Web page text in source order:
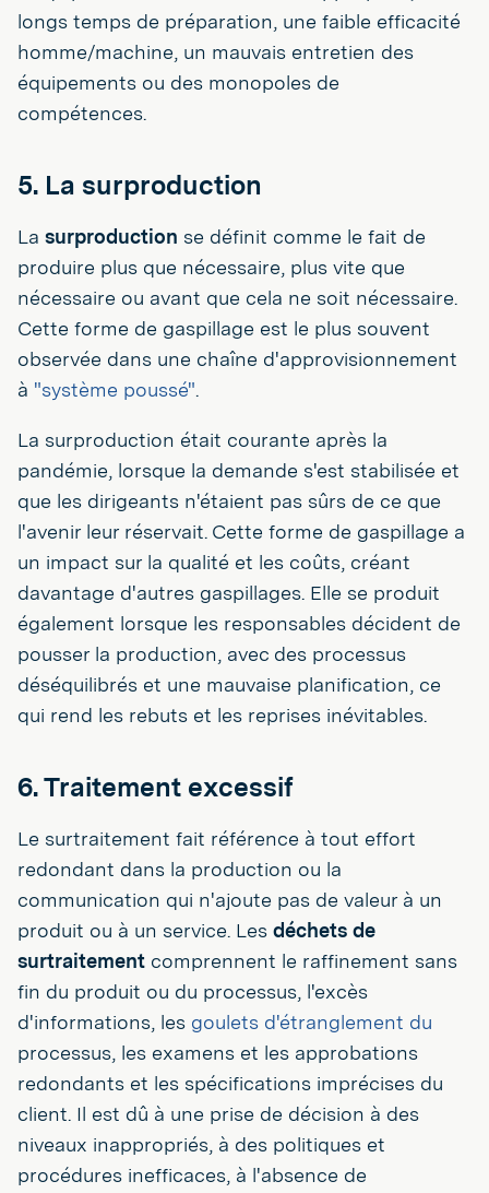
longs temps de préparation, une faible efficacité
homme/machine, un mauvais entretien des
équipements ou des monopoles de
compétences.
5. La surproduction
La surproduction se définit comme le fait de
produire plus que nécessaire, plus vite que
nécessaire ou avant que cela ne soit nécessaire.
Cette forme de gaspillage est le plus souvent
observée dans une chaîne d'approvisionnement
à "système poussé".
La surproduction était courante après la
pandémie, lorsque la demande s'est stabilisée et
que les dirigeants n'étaient pas sûrs de ce que
l'avenir leur réservait. Cette forme de gaspillage a
un impact sur la qualité et les coûts, créant
davantage d'autres gaspillages. Elle se produit
également lorsque les responsables décident de
pousser la production, avec des processus
déséquilibrés et une mauvaise planification, ce
qui rend les rebuts et les reprises inévitables.
6. Traitement excessif
Le surtraitement fait référence à tout effort
redondant dans la production ou la
communication qui n'ajoute pas de valeur à un
produit ou à un service. Les déchets de
surtraitement comprennent le raffinement sans
fin du produit ou du processus, l'excès
d'informations, les goulets d'étranglement du
processus, les examens et les approbations
redondants et les spécifications imprécises du
client. Il est dû à une prise de décision à des
niveaux inappropriés, à des politiques et
procédures inefficaces, à l'absence de